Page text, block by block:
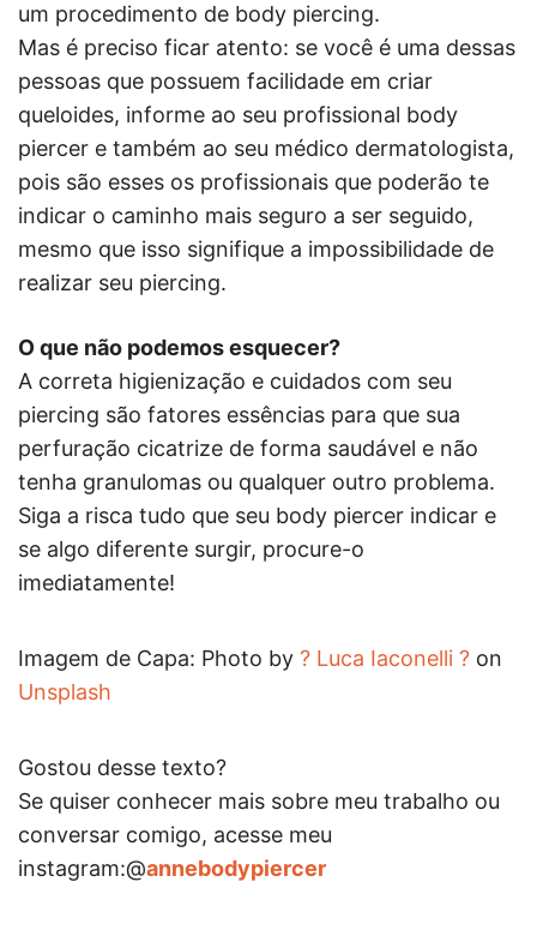
um procedimento de body piercing.
Mas é preciso ficar atento: se você é uma dessas
pessoas que possuem facilidade em criar
queloides, informe ao seu profissional body
piercer e também ao seu médico dermatologista,
pois são esses os profissionais que poderão te
indicar o caminho mais seguro a ser seguido,
mesmo que isso signifique a impossibilidade de
realizar seu piercing.
O que não podemos esquecer?
A correta higienização e cuidados com seu
piercing são fatores essências para que sua
perfuração cicatrize de forma saudável e não
tenha granulomas ou qualquer outro problema.
Siga a risca tudo que seu body piercer indicar e
se algo diferente surgir, procure-o
imediatamente!
Imagem de Capa: Photo by ? Luca Iaconelli ? on
Unsplash
Gostou desse texto?
Se quiser conhecer mais sobre meu trabalho ou
conversar comigo, acesse meu
instagram:@annebodypiercer